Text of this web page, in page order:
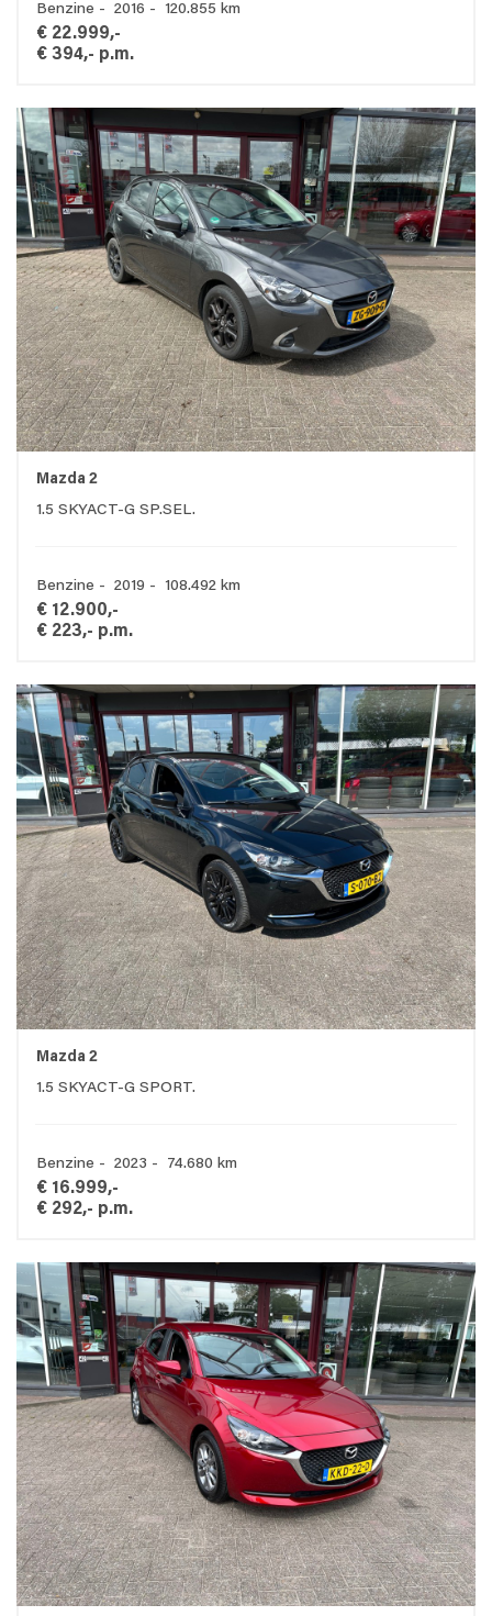
Benzine - 2016 - 120.855 km
€ 22.999,-
€ 394,- p.m.
Mazda 2
1.5 SKYACT-G SP.SEL.
Benzine - 2019 - 108.492 km
€ 12.900,-
€ 223,- p.m.
Mazda 2
1.5 SKYACT-G SPORT.
Benzine - 2023 - 74.680 km
€ 16.999,-
€ 292,- p.m.